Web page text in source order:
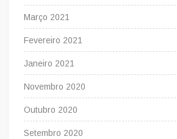
Março 2021
Fevereiro 2021
Janeiro 2021
Novembro 2020
Outubro 2020
Setembro 2020